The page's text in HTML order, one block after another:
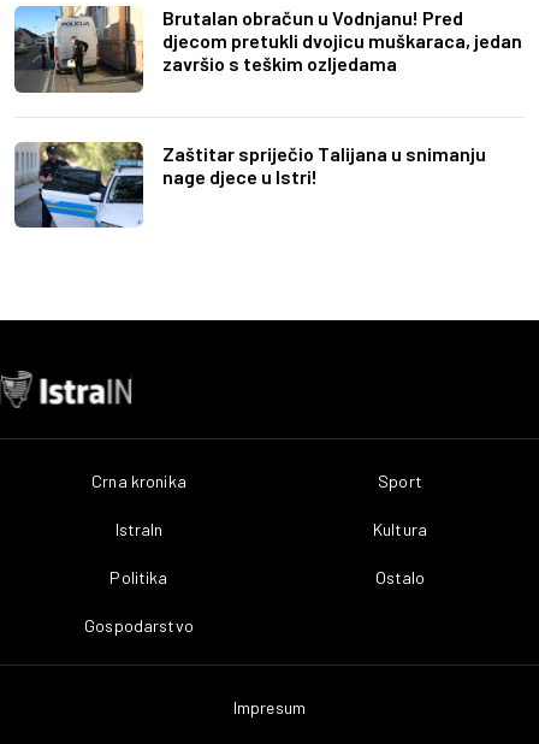
Brutalan obračun u Vodnjanu! Pred
djecom pretukli dvojicu muškaraca, jedan
završio s teškim ozljedama
Zaštitar spriječio Talijana u snimanju
nage djece u Istri!
Crna kronika
IstraIn
Politika
Gospodarstvo
Sport
Kultura
Ostalo
Impresum